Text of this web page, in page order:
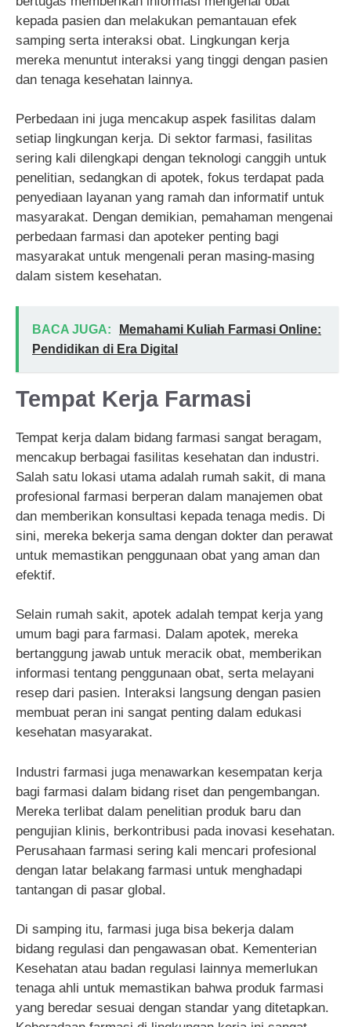
kepada pasien dan melakukan pemantauan efek
samping serta interaksi obat. Lingkungan kerja
mereka menuntut interaksi yang tinggi dengan pasien
dan tenaga kesehatan lainnya.
Perbedaan ini juga mencakup aspek fasilitas dalam
setiap lingkungan kerja. Di sektor farmasi, fasilitas
sering kali dilengkapi dengan teknologi canggih untuk
penelitian, sedangkan di apotek, fokus terdapat pada
penyediaan layanan yang ramah dan informatif untuk
masyarakat. Dengan demikian, pemahaman mengenai
perbedaan farmasi dan apoteker penting bagi
masyarakat untuk mengenali peran masing-masing
dalam sistem kesehatan.
BACA JUGA:
Memahami Kuliah Farmasi Online:
Pendidikan di Era Digital
Tempat Kerja Farmasi
Tempat kerja dalam bidang farmasi sangat beragam,
mencakup berbagai fasilitas kesehatan dan industri.
Salah satu lokasi utama adalah rumah sakit, di mana
profesional farmasi berperan dalam manajemen obat
dan memberikan konsultasi kepada tenaga medis. Di
sini, mereka bekerja sama dengan dokter dan perawat
untuk memastikan penggunaan obat yang aman dan
efektif.
Selain rumah sakit, apotek adalah tempat kerja yang
umum bagi para farmasi. Dalam apotek, mereka
bertanggung jawab untuk meracik obat, memberikan
informasi tentang penggunaan obat, serta melayani
resep dari pasien. Interaksi langsung dengan pasien
membuat peran ini sangat penting dalam edukasi
kesehatan masyarakat.
Industri farmasi juga menawarkan kesempatan kerja
bagi farmasi dalam bidang riset dan pengembangan.
Mereka terlibat dalam penelitian produk baru dan
pengujian klinis, berkontribusi pada inovasi kesehatan.
Perusahaan farmasi sering kali mencari profesional
dengan latar belakang farmasi untuk menghadapi
tantangan di pasar global.
Di samping itu, farmasi juga bisa bekerja dalam
bidang regulasi dan pengawasan obat. Kementerian
Kesehatan atau badan regulasi lainnya memerlukan
tenaga ahli untuk memastikan bahwa produk farmasi
yang beredar sesuai dengan standar yang ditetapkan.